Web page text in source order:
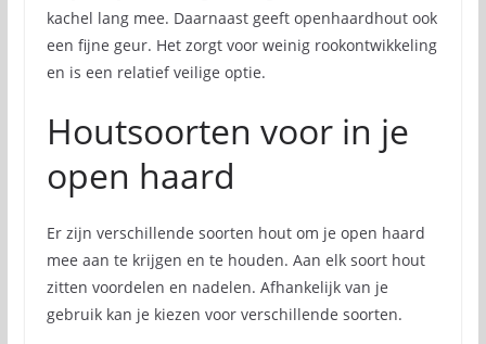
kachel lang mee. Daarnaast geeft openhaardhout ook
een fijne geur. Het zorgt voor weinig rookontwikkeling
en is een relatief veilige optie.
Houtsoorten voor in je
open haard
Er zijn verschillende soorten hout om je open haard
mee aan te krijgen en te houden. Aan elk soort hout
zitten voordelen en nadelen. Afhankelijk van je
gebruik kan je kiezen voor verschillende soorten.